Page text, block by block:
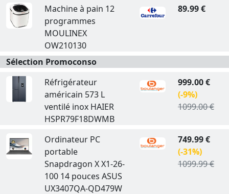
Machine à pain 12
programmes
MOULINEX
OW210130
89.99 €
Sélection Promoconso
Réfrigérateur
américain 573 L
ventilé inox HAIER
HSPR79F18DWMB
999.00 €
(-9%)
1099.00 €
Ordinateur PC
portable
Snapdragon X X1-26-
100 14 pouces ASUS
UX3407QA-QD479W
749.99 €
(-31%)
1099.99 €